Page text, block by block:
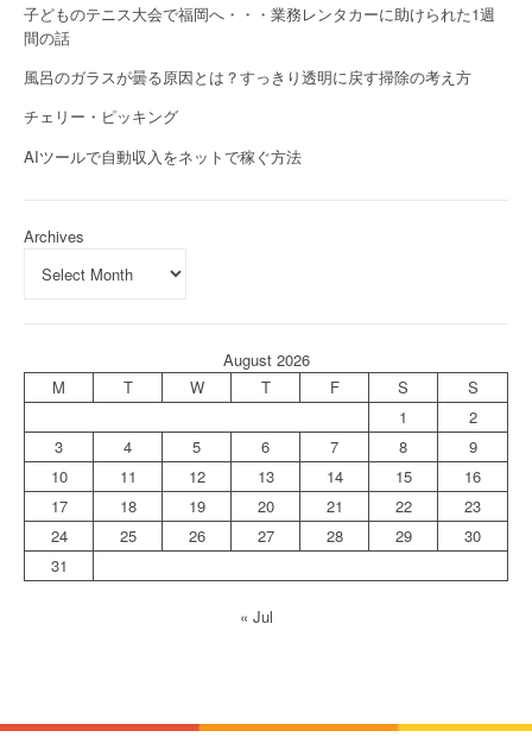
子どものテニス大会で福岡へ・・・業務レンタカーに助けられた1週
間の話
風呂のガラスが曇る原因とは？すっきり透明に戻す掃除の考え方
チェリー・ピッキング
AIツールで自動収入をネットで稼ぐ方法
Archives
August 2026
M
T W T F S
S
1
2
3
4 5 6 7 8
9
10
11 12 13 14 15
16
17
18 19 20 21 22
23
24
25 26 27 28 29
30
31
« Jul